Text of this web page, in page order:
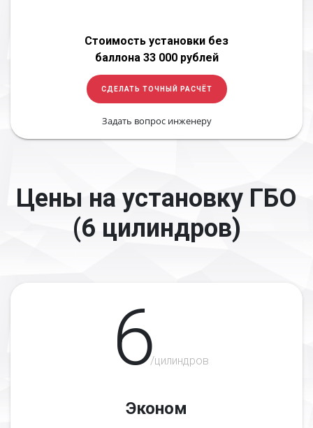
Стоимость установки без
баллона 33 000 рублей
СДЕЛАТЬ ТОЧНЫЙ РАСЧЁТ
Задать вопрос инженеру
Цены на установку ГБО
(6 цилиндров)
6/цилиндров
Эконом